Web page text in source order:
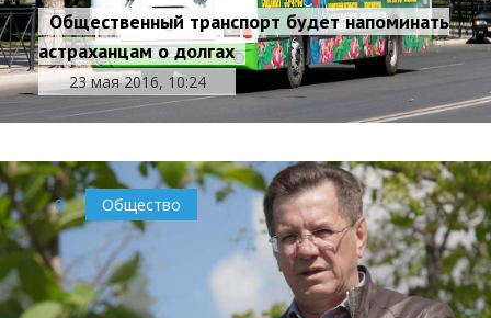
Общественный транспорт будет напоминать
астраханцам о долгах
23 мая 2016, 10:24
0 Общество